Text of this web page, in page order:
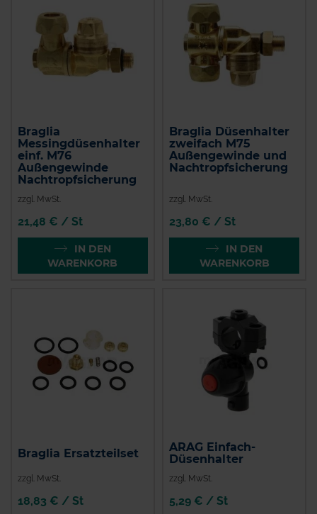
Braglia
Messingdüsenhalter
einf. M76
Außengewinde
Nachtropfsicherung
zzgl. MwSt.
21,48 € / St
IN DEN
WARENKORB
Braglia Düsenhalter
zweifach M75
Außengewinde und
Nachtropfsicherung
zzgl. MwSt.
23,80 € / St
IN DEN
WARENKORB
Braglia Ersatzteilset
zzgl. MwSt.
18,83 € / St
ARAG Einfach-
Düsenhalter
zzgl. MwSt.
5,29 € / St